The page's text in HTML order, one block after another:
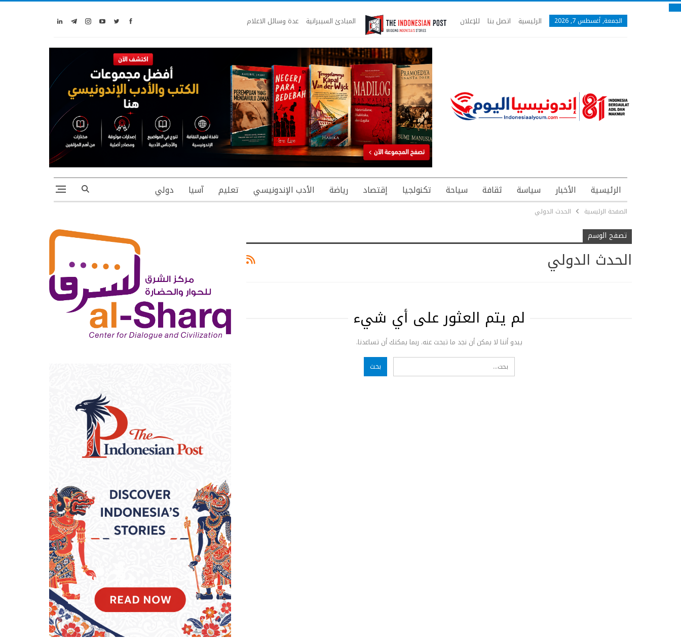
الجمعة, أغسطس 7, 2026 الرئيسية اتصل بنا للإعلان المبادئ السيبرانية عدة وسائل الاعلام
الرئيسية الأخبار سياسة ثقافة سياحة تكنولجيا إقتصاد رياضة الأدب الإندونيسي تعليم آسيا دولي
الصفحة الرئيسية الحدث الدولي
تصفح الوسم
الحدث الدولي
لم يتم العثور على أي شيء
يبدو أننا لا يمكن أن نجد ما تبحث عنه. ربما يمكنك أن تساعدنا.